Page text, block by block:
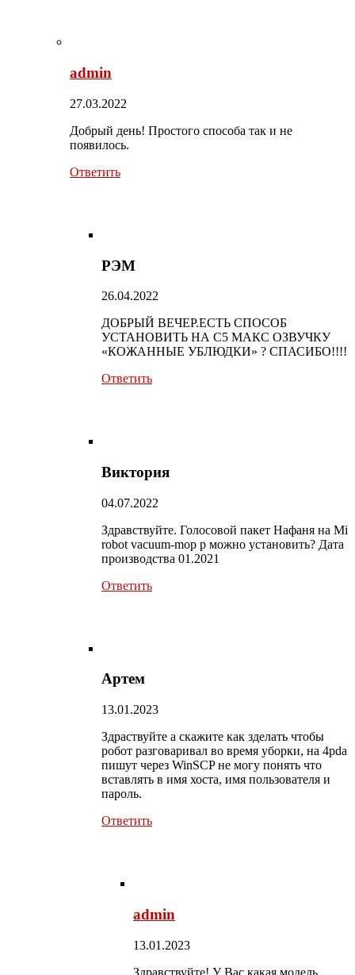
admin
27.03.2022
Добрый день! Простого способа так и не
появилось.
Ответить
РЭМ
26.04.2022
ДОБРЫЙ ВЕЧЕР.ЕСТЬ СПОСОБ
УСТАНОВИТЬ НА С5 МАКС ОЗВУЧКУ
«КОЖАННЫЕ УБЛЮДКИ» ? СПАСИБО!!!!
Ответить
Виктория
04.07.2022
Здравствуйте. Голосовой пакет Нафаня на Mi
robot vacuum-mop p можно установить? Дата
производства 01.2021
Ответить
Артем
13.01.2023
Здраствуйте а скажите как зделать чтобы
робот разговаривал во время уборки, на 4pda
пишут через WinSCP не могу понять что
вставлять в имя хоста, имя пользователя и
пароль.
Ответить
admin
13.01.2023
Здравствуйте! У Вас какая модель